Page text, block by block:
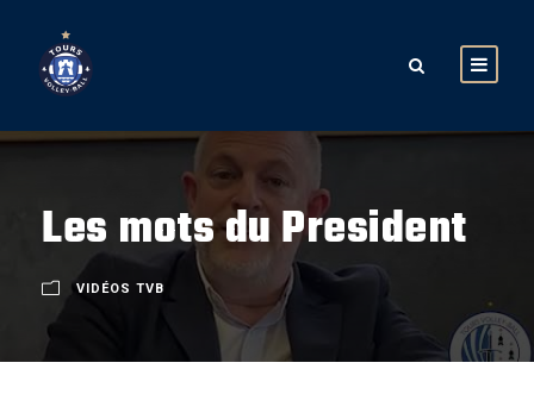
Les mots du President
VIDÉOS TVB